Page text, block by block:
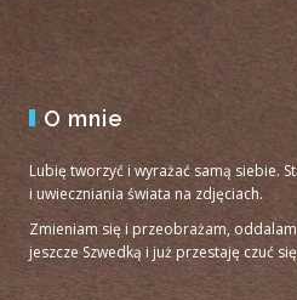
O mnie
Lubię tworzyć i wyrażać samą siebie.
i uwieczniania świata na zdjęciach.
Zmieniam się i przeobrażam,
jeszcze Szwedką i już przestaję czuć